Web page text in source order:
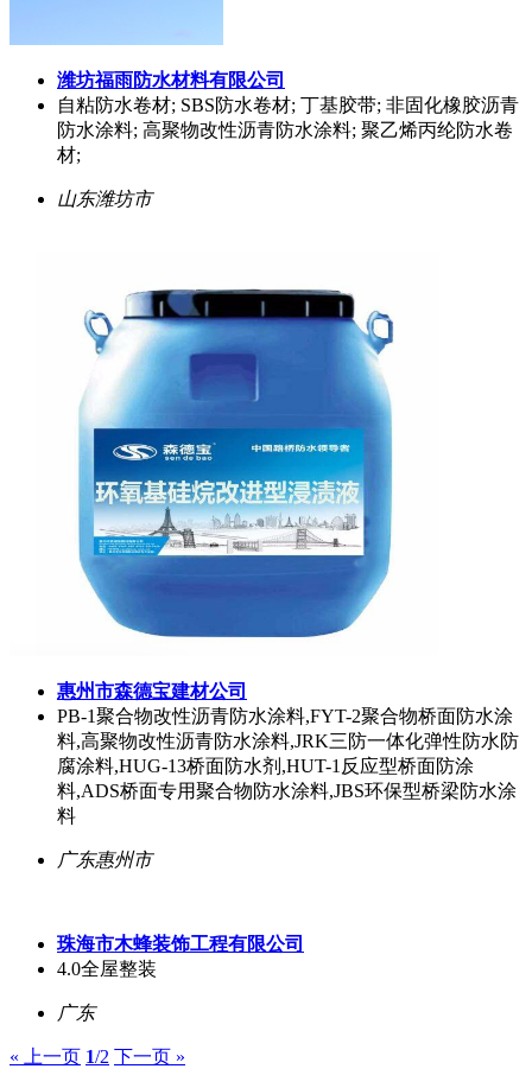
潍坊福雨防水材料有限公司
自粘防水卷材; SBS防水卷材; 丁基胶带; 非固化橡胶沥青
防水涂料; 高聚物改性沥青防水涂料; 聚乙烯丙纶防水卷
材;
山东潍坊市
惠州市森德宝建材公司
PB-1聚合物改性沥青防水涂料,FYT-2聚合物桥面防水涂
料,高聚物改性沥青防水涂料,JRK三防一体化弹性防水防
腐涂料,HUG-13桥面防水剂,HUT-1反应型桥面防涂
料,ADS桥面专用聚合物防水涂料,JBS环保型桥梁防水涂
料
广东惠州市
珠海市木蜂装饰工程有限公司
4.0全屋整装
广东
« 上一页 1/2 下一页 »